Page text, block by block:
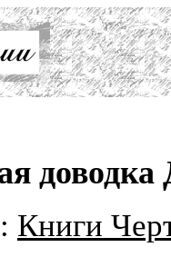
доводка
Книги